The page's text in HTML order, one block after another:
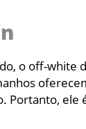
o off-white
Portanto,